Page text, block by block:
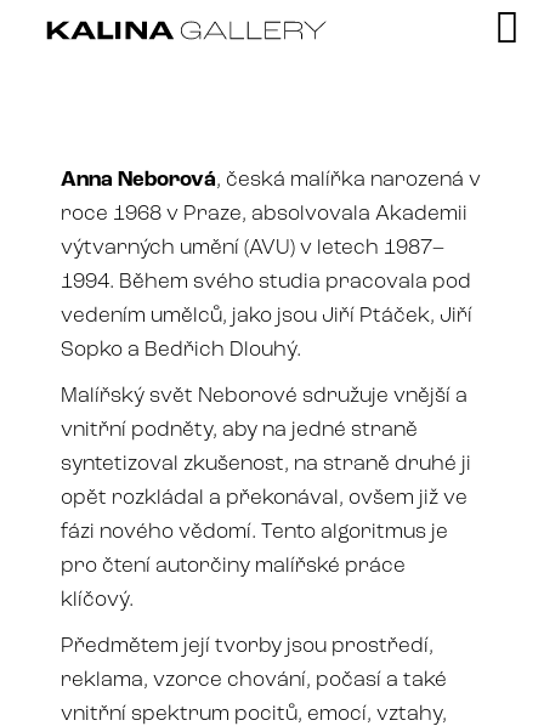
Anna Neborová, česká malířka narozená v
roce 1968 v Praze, absolvovala Akademii
výtvarných umění (AVU) v letech 1987–
1994. Během svého studia pracovala pod
vedením umělců, jako jsou Jiří Ptáček, Jiří
Sopko a Bedřich Dlouhý.
Malířský svět Neborové sdružuje vnější a
vnitřní podněty, aby na jedné straně
syntetizoval zkušenost, na straně druhé ji
opět rozkládal a překonával, ovšem již ve
fázi nového vědomí. Tento algoritmus je
pro čtení autorčiny malířské práce
klíčový.
Předmětem její tvorby jsou prostředí,
reklama, vzorce chování, počasí a také
vnitřní spektrum pocitů, emocí, vztahy,